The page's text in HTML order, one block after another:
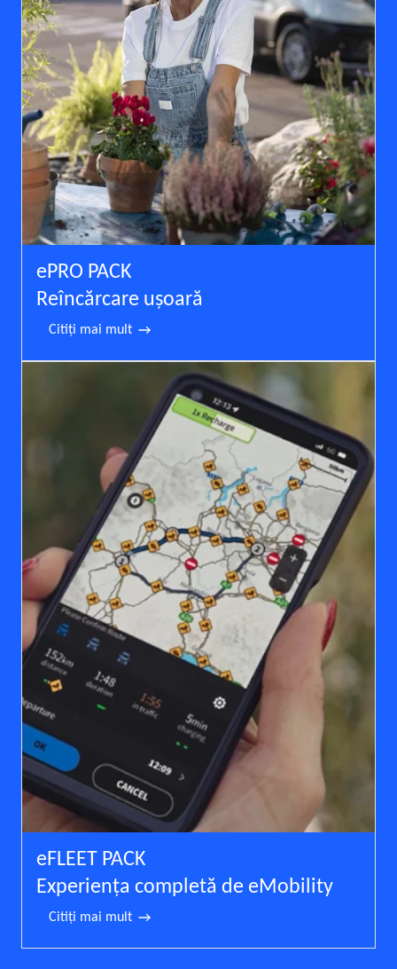
ePRO PACK
Reîncărcare uşoară
Citiţi mai mult
eFLEET PACK
Experienţa completă de eMobility
Citiţi mai mult